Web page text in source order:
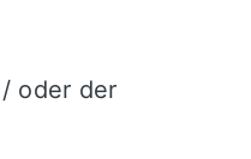
oder der